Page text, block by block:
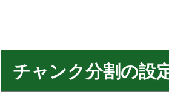
チャンク分割の設